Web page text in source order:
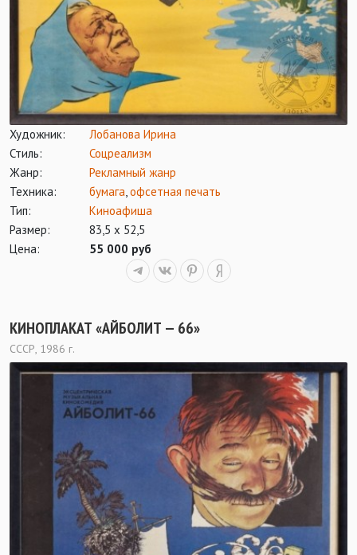
Художник:
Лобанова Ирина
Стиль:
Соцреализм
Жанр:
Рекламный жанр
Техника:
бумага,офсетная печать
Тип:
Киноафиша
Размер:
83,5 х 52,5
Цена:
55 000 руб
КИНОПЛАКАТ «АЙБОЛИТ — 66»
СССР, 1986 г.